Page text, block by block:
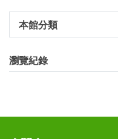
本館分類
瀏覽紀錄